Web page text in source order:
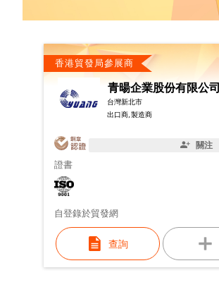
香港貿發局參展商
青暘企業股份有限公司
台灣新北市
出口商, 製造商
關注
證書
自登錄於貿發網
查詢